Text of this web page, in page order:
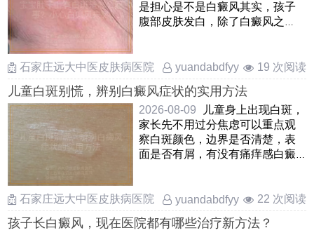
是担心是不是白癜风其实，孩子
腹部皮肤发白，除了白癜风之
石家庄远大中医皮肤病医院
yuandabdfyy 19 次阅读
儿童白斑别慌，辨别白癜风症状的实用方法
2026-08-09
儿童身上出现白斑，
家长先不用过分焦虑可以重点观
察白斑颜色，边界是否清楚，表
面是否有屑，有没有痛痒感白癜
石家庄远大中医皮肤病医院
yuandabdfyy 22 次阅读
孩子长白癜风，现在医院都有哪些治疗新方法？